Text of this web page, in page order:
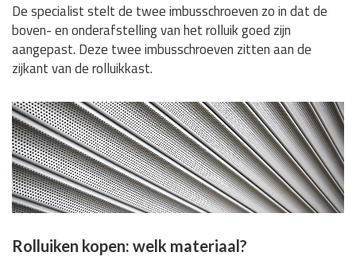
De specialist stelt de twee imbusschroeven zo in dat de
boven- en onderafstelling van het rolluik goed zijn
aangepast. Deze twee imbusschroeven zitten aan de
zijkant van de rolluikkast.
Rolluiken kopen: welk materiaal?